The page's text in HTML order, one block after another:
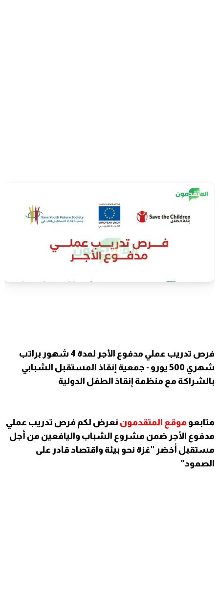
فرص تدريب عملي مدفوع الأجر لمدة 4 شهور براتب
شهري 500 يورو - جمعية إنقاذ المستقبل الشبابي
بالشراكة مع منظمة إنقاذ الطفل الدولية
متابعو موقع المتقدمون نعرض لكم فرص تدريب عملي
مدفوع الأجر ضمن مشروع الشباب واليافعين من أجل
مستقبل أخضر "غزة نحو بيئة واقتصاد قادر على
الصمود"